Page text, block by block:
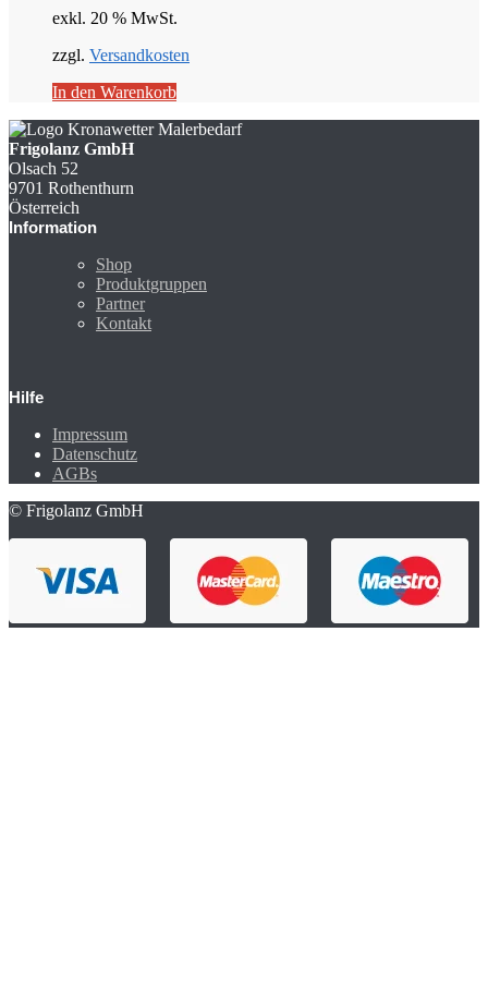
€ 2228,00
exkl. 20 % MwSt.
zzgl. Versandkosten
In den Warenkorb
Frigolanz GmbH
Olsach 52
9701 Rothenthurn
Österreich
Information
Shop
Produktgruppen
Partner
Kontakt
Hilfe
Impressum
Datenschutz
AGBs
© Frigolanz GmbH